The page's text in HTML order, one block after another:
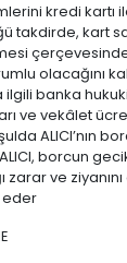
kredi kartı
takdirde, kart
olacağını
banka
ve vekâlet
ALICI’nın
borcun
zarar ve
eder